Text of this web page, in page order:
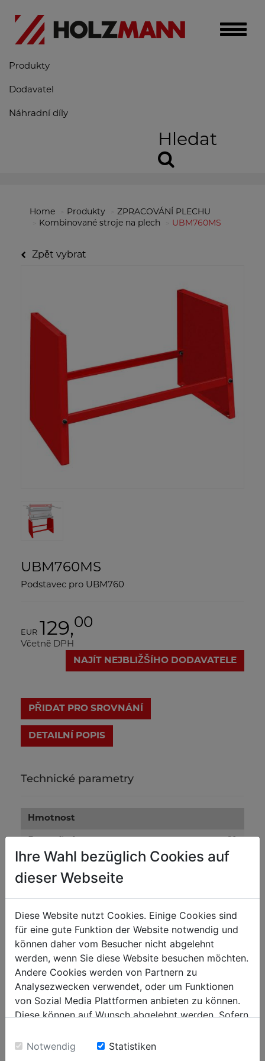
Toggle
Produkty
Dodavatel
Náhradní díly
Hledat
Home Produkty
ZPRACOVÁNÍ PLECHU
Kombinované stroje na plech
UBM760MS
Zpět vybrat
UBM760MS
Podstavec pro UBM760
EUR 129,00
Včetně DPH
NAJÍT NEJBLIŽŠÍHO DODAVATELE
PŘIDAT PRO SROVNÁNÍ
DETAILNÍ POPIS
Technické parametry
Hmotnost
19
Netto [kg]
Přepravní rozměry
Šířka balení [mm] 440
Délka balení [mm] 1.030
Výška balení [mm] 730
Obecné údaje
Kód EAN 9120058375620
Ihre Wahl bezüglich Cookies auf
dieser Webseite
Diese Website nutzt Cookies. Einige Cookies sind
für eine gute Funktion der Website notwendig und
können daher vom Besucher nicht abgelehnt
werden, wenn Sie diese Website besuchen möchten.
Andere Cookies werden von Partnern zu
Analysezwecken verwendet, oder um Funktionen
von Sozial Media Plattformen anbieten zu können.
Diese können auf Wunsch abgelehnt werden. Sofern
Einwilligung zu unseren Cookies.
Notwendig Statistiken